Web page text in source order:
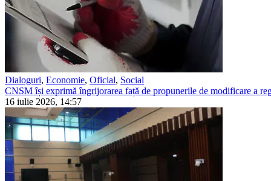
Dialoguri, Economie, Oficial, Social
CNSM își exprimă îngrijorarea față de propunerile de modificare a
16 iulie 2026, 14:57